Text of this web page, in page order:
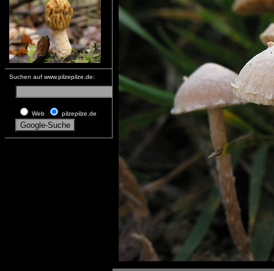
Suchen auf www.pilzepilze.de:
Web pilzepilze.de